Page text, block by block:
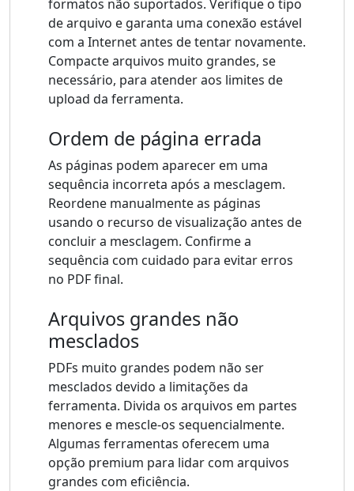
formatos não suportados. Verifique o tipo
de arquivo e garanta uma conexão estável
com a Internet antes de tentar novamente.
Compacte arquivos muito grandes, se
necessário, para atender aos limites de
upload da ferramenta.
Ordem de página errada
As páginas podem aparecer em uma
sequência incorreta após a mesclagem.
Reordene manualmente as páginas
usando o recurso de visualização antes de
concluir a mesclagem. Confirme a
sequência com cuidado para evitar erros
no PDF final.
Arquivos grandes não
mesclados
PDFs muito grandes podem não ser
mesclados devido a limitações da
ferramenta. Divida os arquivos em partes
menores e mescle-os sequencialmente.
Algumas ferramentas oferecem uma
opção premium para lidar com arquivos
grandes com eficiência.